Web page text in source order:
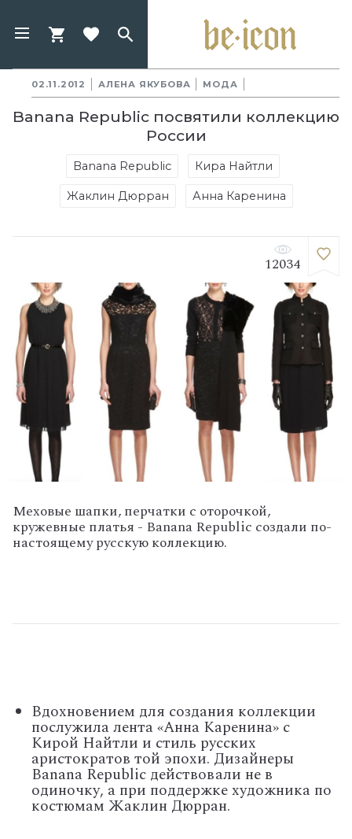
02.11.2012 АЛЕНА ЯКУБОВА МОДА
Banana Republic посвятили коллекцию
России
Banana Republic Кира Найтли
Жаклин Дюрран Анна Каренина
12034
Меховые шапки, перчатки с оторочкой,
кружевные платья - Banana Republic создали по-
настоящему русскую коллекцию.
Вдохновением для создания коллекции
послужила лента «Анна Каренина» с
Кирой Найтли и стиль русских
аристократов той эпохи. Дизайнеры
Banana Republic действовали не в
одиночку, а при поддержке художника по
костюмам Жаклин Дюрран.